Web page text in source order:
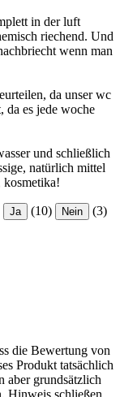
in der luft
riechend. Und
wenn man
da unser wc
da es jede woche
und schließlich
natürlich mittel
kosmetika!
Ja (10) Nein (3)
die Bewertung von
Produkt tatsächlich
aber grundsätzlich
Hinweis schließen